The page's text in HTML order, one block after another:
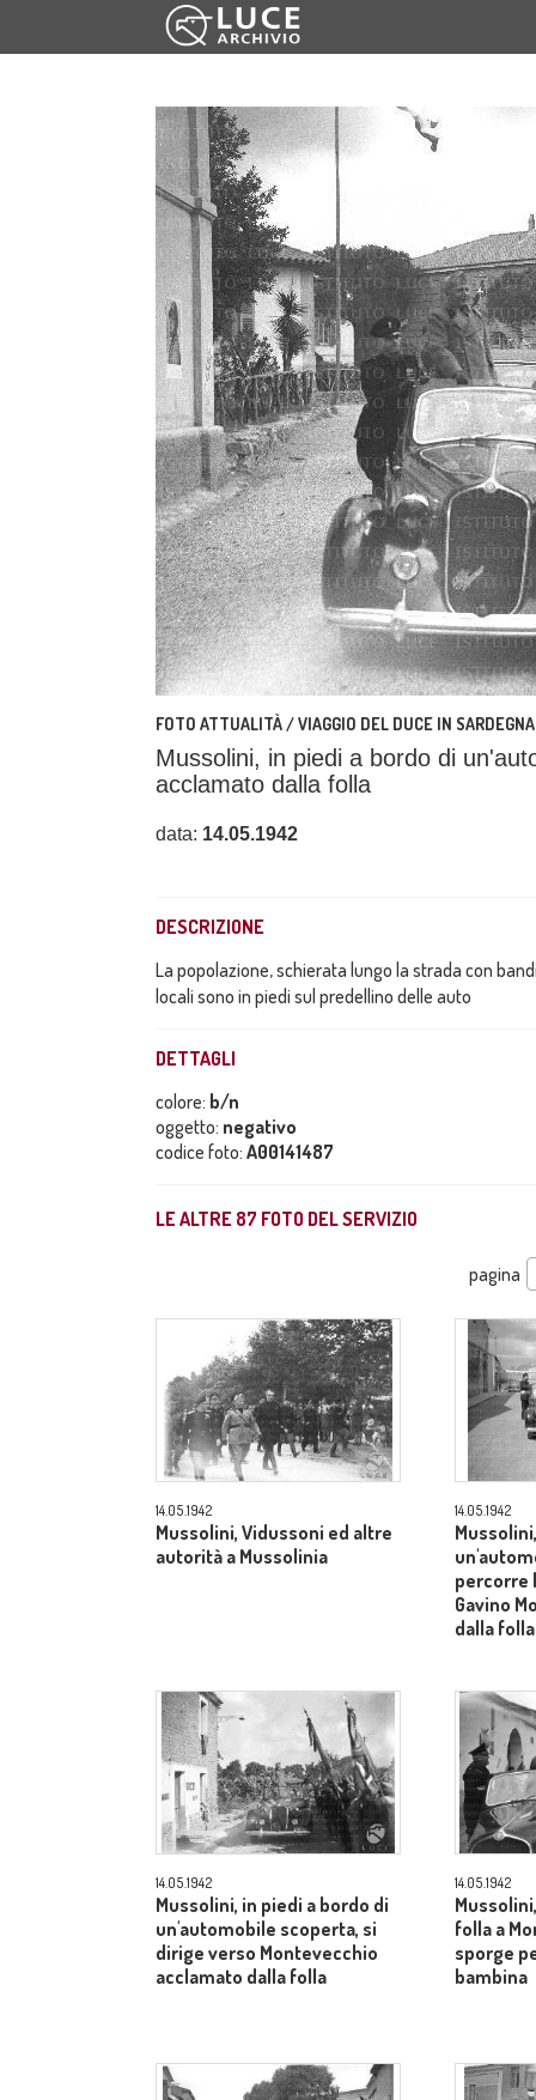
FOTO ATTUALITÀ / VIAGGIO DEL DUCE IN SARDEGNA
Mussolini, in piedi a bordo di
acclamato dalla folla
data: 14.05.1942
DESCRIZIONE
La popolazione, schierata lungo la strada con
locali sono in piedi sul predellino delle auto
DETTAGLI
colore: b/n
oggetto: negativo
codice foto: A00141487
LE ALTRE 87 FOTO DEL SERVIZIO
pagina
14.05.1942
Mussolini, Vidussoni ed altre
autorità a Mussolinia
14.05.1942
percorre
Gavino
dalla folla
14.05.1942
Mussolini, in piedi a bordo di
un'automobile scoperta, si
dirige verso Montevecchio
acclamato dalla folla
14.05.1942
folla a
sporge
bambina